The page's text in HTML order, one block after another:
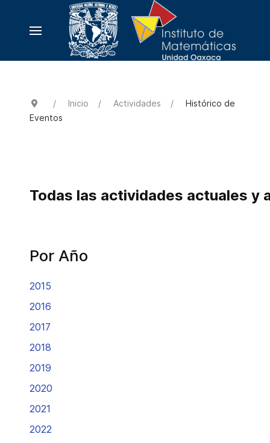
Inicio Actividades
Histórico de
Eventos
Todas las actividades actuales y
Por Año
2015
2016
2017
2018
2019
2020
2021
2022